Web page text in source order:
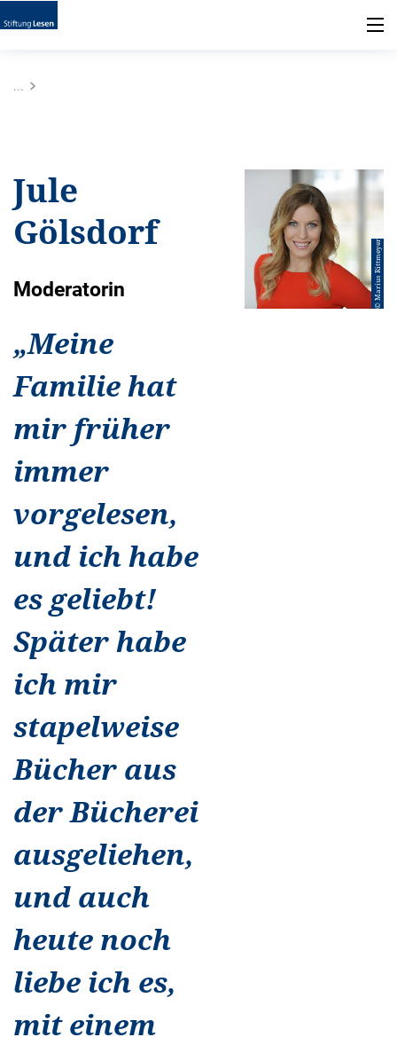
...
Jule
Gölsdorf
Moderatorin
„Meine
Familie hat
mir früher
immer
vorgelesen,
und ich habe
es geliebt!
Später habe
ich mir
stapelweise
Bücher aus
der Bücherei
ausgeliehen,
und auch
heute noch
liebe ich es,
mit einem
© Marius Rittmeyer